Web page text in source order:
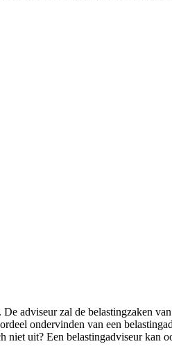
adviseur zal de belastingzaken
ondervinden van een
uit? Een belastingadviseur kan